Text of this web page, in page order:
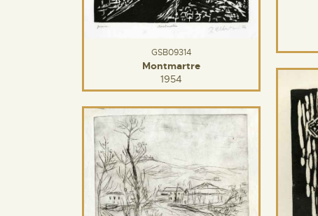
GSB09314
Montmartre
1954